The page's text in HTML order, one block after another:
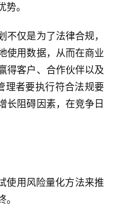
。
仅是为了法律合规，
使用数据，从而在商业
得客户、合作伙伴以及
理者要执行符合法规要
长阻碍因素，在竞争日
使用风险量化方法来推